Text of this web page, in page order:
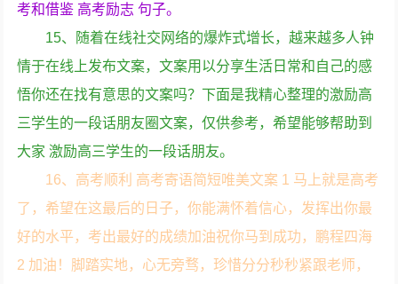
考和借鉴 高考励志 句子。
15、随着在线社交网络的爆炸式增长，越来越多人钟
情于在线上发布文案，文案用以分享生活日常和自己的感
悟你还在找有意思的文案吗？下面是我精心整理的激励高
三学生的一段话朋友圈文案，仅供参考，希望能够帮助到
大家 激励高三学生的一段话朋友。
16、高考顺利 高考寄语简短唯美文案 1 马上就是高考
了，希望在这最后的日子，你能满怀着信心，发挥出你最
好的水平，考出最好的成绩加油祝你马到成功，鹏程四海
2 加油！脚踏实地，心无旁骛，珍惜分分秒秒紧跟老师，